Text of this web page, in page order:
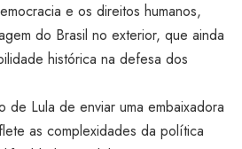
e os direitos humanos,
do Brasil no exterior, que ainda
histórica na defesa dos
de Lula de enviar uma embaixadora
as complexidades da política